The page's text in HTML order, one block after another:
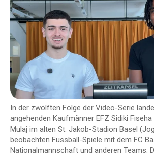
In der zwölften Folge der Video-Serie
angehenden Kaufmänner EFZ Sidiki
Mulaj im alten St. Jakob-Stadion Basel
beobachten Fussball-Spiele mit dem FC
Nationalmannschaft und anderen Teams.